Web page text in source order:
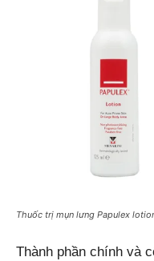
Thuốc trị mụn lưng Papulex
Thành phần chính và